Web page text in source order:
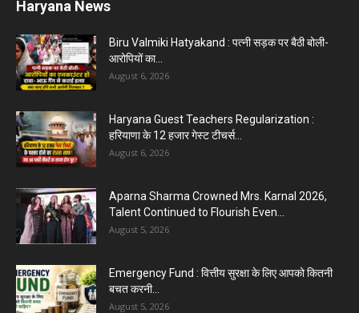
Haryana News
Biru Valmiki Hatyakand : पत्नी सड़क पर बैठी बोली-
आरोपियों का...
August 6, 2026
Haryana Guest Teachers Regularization :
हरियाणा के 12 हजार गेस्ट टीचर्स...
August 6, 2026
Aparna Sharma Crowned Mrs. Karnal 2026,
Talent Continued to Flourish Even...
August 5, 2026
Emergency Fund : वित्तीय सुरक्षा के लिए आपको कितनी
बचत करनी...
August 5, 2026